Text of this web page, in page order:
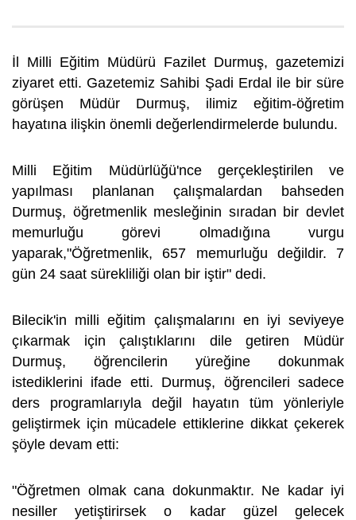
İl Milli Eğitim Müdürü Fazilet Durmuş, gazetemizi
ziyaret etti. Gazetemiz Sahibi Şadi Erdal ile bir süre
görüşen Müdür Durmuş, ilimiz eğitim-öğretim
hayatına ilişkin önemli değerlendirmelerde bulundu.
Milli Eğitim Müdürlüğü'nce gerçekleştirilen ve
yapılması planlanan çalışmalardan bahseden
Durmuş, öğretmenlik mesleğinin sıradan bir devlet
memurluğu görevi olmadığına vurgu
yaparak,"Öğretmenlik, 657 memurluğu değildir. 7
gün 24 saat sürekliliği olan bir iştir" dedi.
Bilecik'in milli eğitim çalışmalarını en iyi seviyeye
çıkarmak için çalıştıklarını dile getiren Müdür
Durmuş, öğrencilerin yüreğine dokunmak
istediklerini ifade etti. Durmuş, öğrencileri sadece
ders programlarıyla değil hayatın tüm yönleriyle
geliştirmek için mücadele ettiklerine dikkat çekerek
şöyle devam etti:
"Öğretmen olmak cana dokunmaktır. Ne kadar iyi
nesiller yetiştirirsek o kadar güzel gelecek